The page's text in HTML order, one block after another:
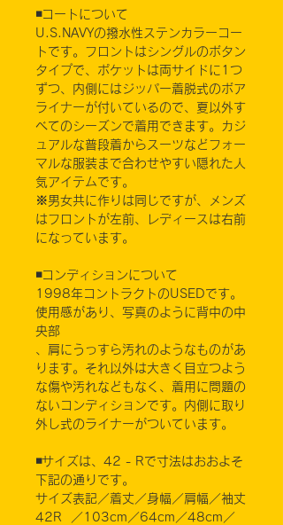
◾️コートについて
U.S.NAVYの撥水性ステンカラーコー
トです。フロントはシングルのボタン
タイプで、ポケットは両サイドに1つ
ずつ、内側にはジッパー着脱式のボア
ライナーが付いているので、夏以外す
べてのシーズンで着用できます。カジ
ュアルな普段着からスーツなどフォー
マルな服装まで合わせやすい隠れた人
気アイテムです。
※男女共に作りは同じですが、メンズ
はフロントが左前、レディースは右前
になっています。
◾️コンディションについて
1998年コントラクトのUSEDです。
使用感があり、写真のように背中の中
央部
、肩にうっすら汚れのようなものがあ
ります。それ以外は大きく目立つよう
な傷や汚れなどもなく、着用に問題の
ないコンディションです。内側に取り
外し式のライナーがついています。
◾️サイズは、42 - Rで寸法はおおよそ
下記の通りです。
サイズ表記／着丈／身幅／肩幅／袖丈
42R ／103cm／64cm／48cm／